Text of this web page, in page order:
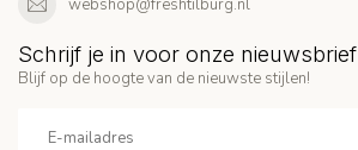
Schrijf je in voor onze nieuwsbrief
Blijf op de hoogte van de nieuwste stijlen!